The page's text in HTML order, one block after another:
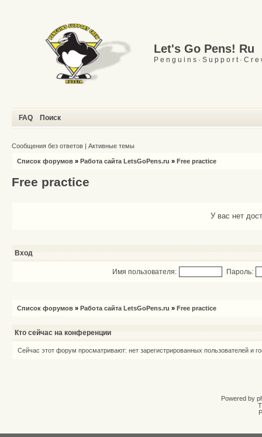
Let's Go Pens! Ru
P e n g u i n s · S u p p o r t · C r e
FAQ Поиск
Сообщения без ответов | Активные темы
Список форумов » Работа сайта LetsGoPens.ru » Free practice
Free practice
У вас нет
Вход
Имя пользователя: Пароль:
Список форумов » Работа сайта LetsGoPens.ru » Free practice
Кто сейчас на конференции
Сейчас этот форум просматривают: нет зарегистрированных пользователей и
Powered by